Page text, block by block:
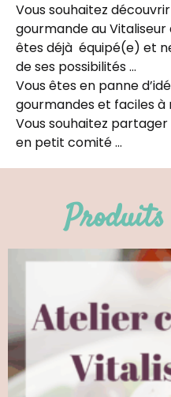
Vous souhaitez
gourmande au Vitaliseur
êtes déjà équipé(e) et
de ses possibilités …
Vous êtes en panne
gourmandes et faciles à
Vous souhaitez
en petit comité …